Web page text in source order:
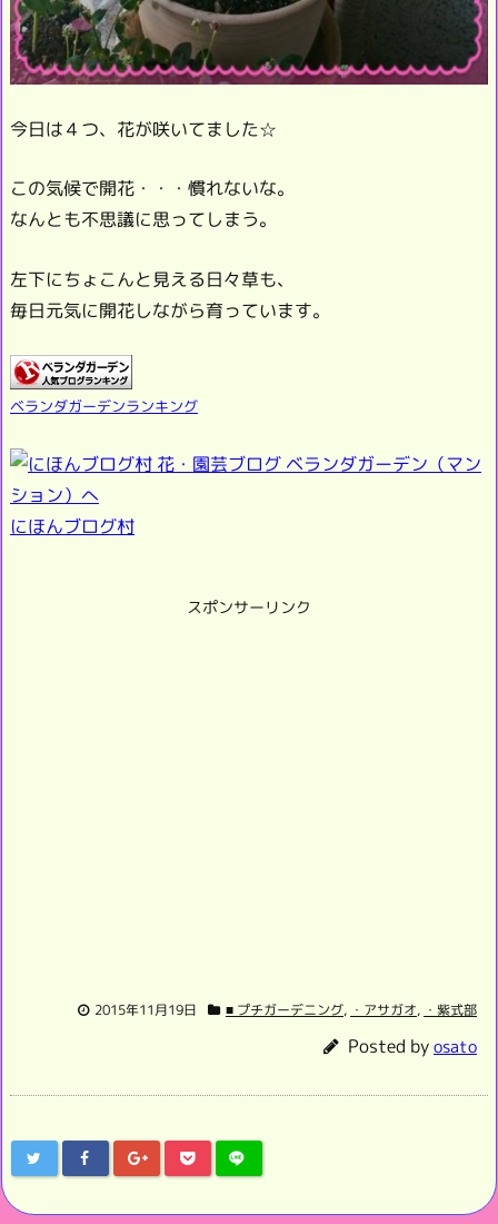
今日は４つ、花が咲いてました☆
この気候で開花・・・慣れないな。
なんとも不思議に思ってしまう。
左下にちょこんと見える日々草も、
毎日元気に開花しながら育っています。
ベランダガーデンランキング
にほんブログ村
スポンサーリンク
2015年11月19日 ■ プチガーデニング, ・アサガオ, ・紫式部
Posted byosato